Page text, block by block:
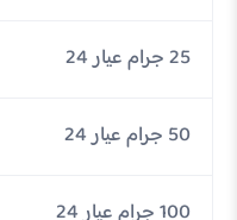
25 جرام عيار 24
50 جرام عيار 24